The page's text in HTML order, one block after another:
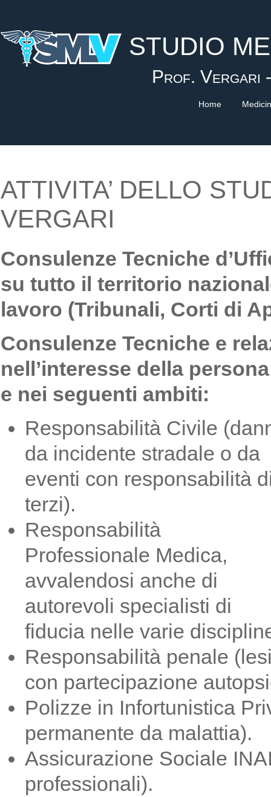
STUDIO
Prof. Vergari
Home
ATTIVITA’ DELLO
VERGARI
Consulenze Tecniche
su tutto il territorio
lavoro (Tribunali, Corti di
Consulenze Tecniche e
nell’interesse della
e nei seguenti ambiti:
Responsabilità Civile
da incidente stradale o da
eventi con responsabilità
terzi).
Responsabilità
Professionale Medica,
avvalendosi anche di
autorevoli specialisti di
fiducia nelle varie
Responsabilità penale
con partecipazione
Polizze in Infortunistica
permanente da malattia).
Assicurazione Sociale
professionali).